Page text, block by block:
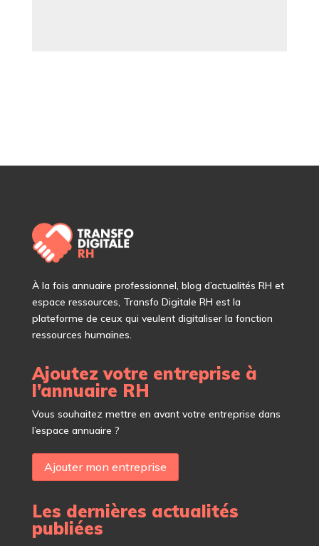
Àla fois annuaire professionnel, blog d’actualités RH et
espace ressources, Transfo Digitale RH est la
plateforme de ceux qui veulent digitaliser la fonction
ressources humaines.
Ajoutez votre entreprise à
l’annuaire RH
Vous souhaitez mettre en avant votre entreprise dans
l’espace annuaire ?
Ajouter mon entreprise
Les dernières actualités
publiées